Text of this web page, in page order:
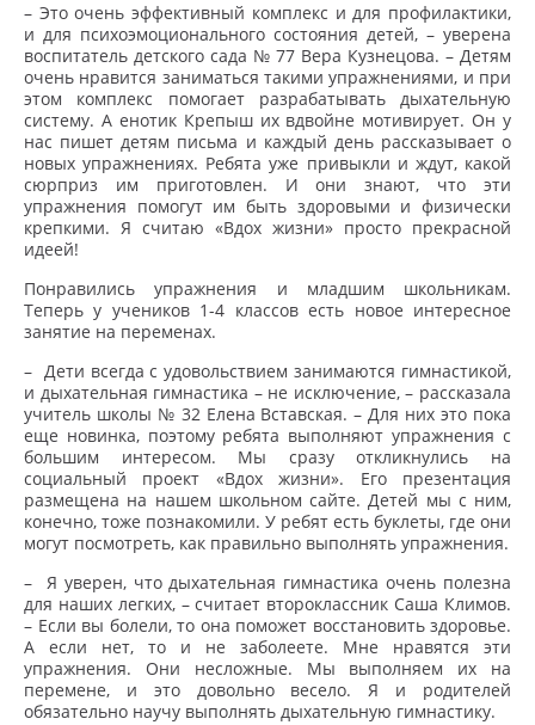
– Это очень эффективный комплекс и для профилактики,
и для психоэмоционального состояния детей, – уверена
воспитатель детского сада № 77 Вера Кузнецова. – Детям
очень нравится заниматься такими упражнениями, и при
этом комплекс помогает разрабатывать дыхательную
систему. А енотик Крепыш их вдвойне мотивирует. Он у
нас пишет детям письма и каждый день рассказывает о
новых упражнениях. Ребята уже привыкли и ждут, какой
сюрприз им приготовлен. И они знают, что эти
упражнения помогут им быть здоровыми и физически
крепкими. Я считаю «Вдох жизни» просто прекрасной
идеей!
Понравились упражнения и младшим школьникам.
Теперь у учеников 1-4 классов есть новое интересное
занятие на переменах.
– Дети всегда с удовольствием занимаются гимнастикой,
и дыхательная гимнастика – не исключение,– рассказала
учитель школы № 32 Елена Вставская. – Для них это пока
еще новинка, поэтому ребята выполняют упражнения с
большим интересом. Мы сразу откликнулись на
социальный проект «Вдох жизни». Его презентация
размещена на нашем школьном сайте. Детей мы с ним,
конечно, тоже познакомили. У ребят есть буклеты, где они
могут посмотреть, как правильно выполнять упражнения.
– Я уверен, что дыхательная гимнастика очень полезна
для наших легких, –считает второклассник Саша Климов.
– Если вы болели, то она поможет восстановить здоровье.
А если нет, то и не заболеете. Мне нравятся эти
упражнения. Они несложные. Мы выполняем их на
перемене, и это довольно весело. Я и родителей
обязательно научу выполнять дыхательную гимнастику.